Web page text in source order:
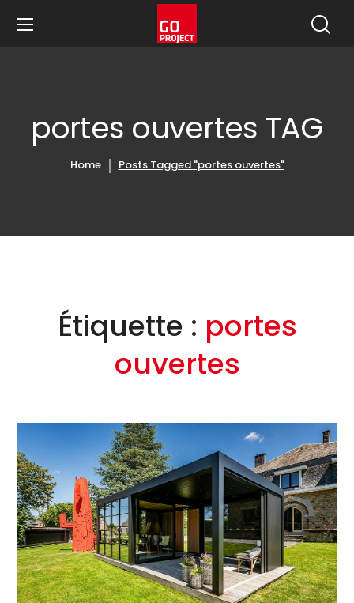
portes ouvertes TAG
Home Posts Tagged "portes ouvertes"
Étiquette : portes
ouvertes